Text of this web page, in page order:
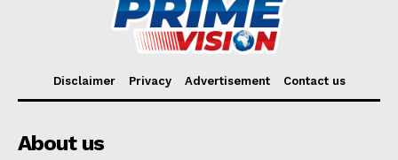
Disclaimer Privacy Advertisement Contact us
About us